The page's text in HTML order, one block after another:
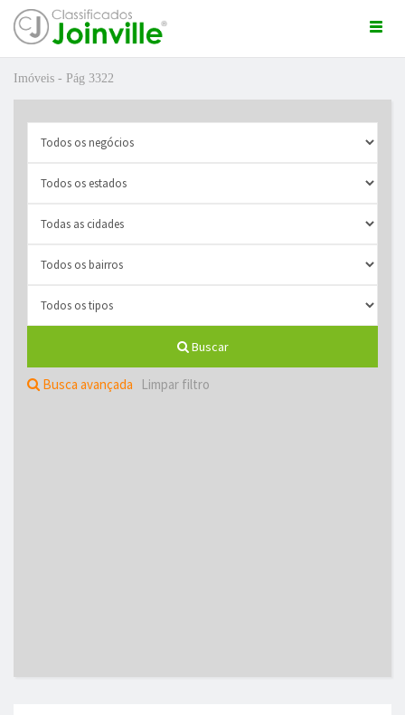
Imóveis - Pág 3322
Buscar
Busca avançada Limpar filtro
GRÁTIS